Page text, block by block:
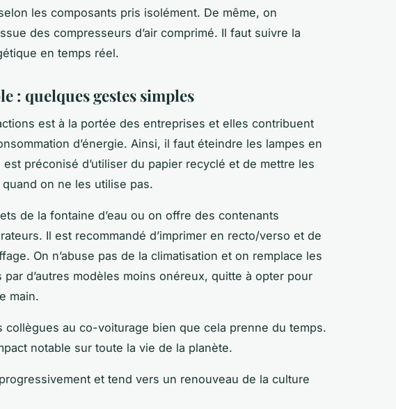
les composants pris isolément. De même, on
des compresseurs d’air comprimé. Il faut suivre la
en temps réel.
: quelques gestes simples
est à la portée des entreprises et elles contribuent
d’énergie. Ainsi, il faut éteindre les lampes en
préconisé d’utiliser du papier recyclé et de mettre les
on ne les utilise pas.
de la fontaine d’eau ou on offre des contenants
Il est recommandé d’imprimer en recto/verso et de
On n’abuse pas de la climatisation et on remplace les
par d’autres modèles moins onéreux, quitte à opter pour
main.
collègues au co-voiturage bien que cela prenne du temps.
notable sur toute la vie de la planète.
et tend vers un renouveau de la culture